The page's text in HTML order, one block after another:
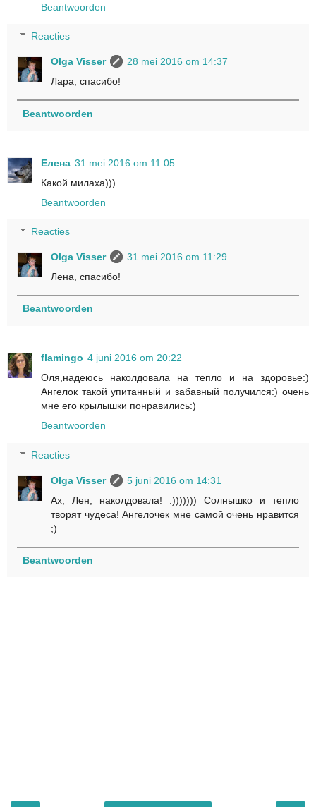
Beantwoorden
Reacties
Olga Visser
28 mei 2016 om 14:37
Лара, спасибо!
Beantwoorden
Елена 31 mei 2016 om 11:05
Какой милаха)))
Beantwoorden
Reacties
Olga Visser
31 mei 2016 om 11:29
Лена, спасибо!
Beantwoorden
flamingo 4 juni 2016 om 20:22
Оля,надеюсь наколдовала на тепло и на здоровье:)
Ангелок такой упитанный и забавный получился:) очень
мне его крылышки понравились:)
Beantwoorden
Reacties
Olga Visser
5 juni 2016 om 14:31
Ах, Лен, наколдовала! :))))))) Солнышко и тепло
творят чудеса! Ангелочек мне самой очень нравится
;)
Beantwoorden